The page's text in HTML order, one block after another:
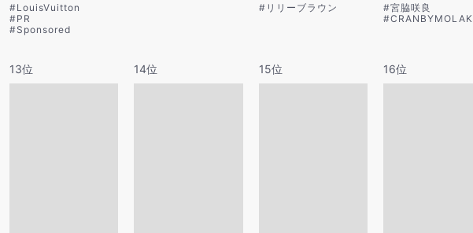
#LouisVuitton
#PR
#Sponsored
# リリーブラウン
#宮脇咲良
#CRANBYMOLAK
13位 14位 15位 16位